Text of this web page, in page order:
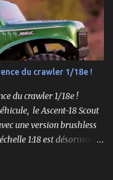
chez un véhicule
que le XRT est un
de taille et de forme. Le
lui confère une meilleure
🛒 Voir le Traxxas X-
lui, est conçu pour la
planes. Sa conception
du crawler 1/18e !
du crawler 1/18e !
le Ascent-18 Scout
une version brushless
1:18 est désormais